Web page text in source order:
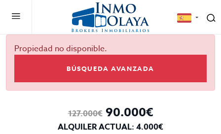
Propiedad no disponible.
BÚSQUEDA AVANZADA
127.000€90.000€
ALQUILER ACTUAL: 4.000€